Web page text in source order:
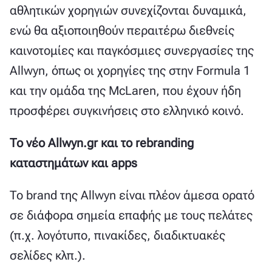
αθλητικών χορηγιών συνεχίζονται δυναμικά,
ενώ θα αξιοποιηθούν περαιτέρω διεθνείς
καινοτομίες και παγκόσμιες συνεργασίες της
Allwyn, όπως οι χορηγίες της στην Formula 1
και την ομάδα της McLaren, που έχουν ήδη
προσφέρει συγκινήσεις στο ελληνικό κοινό.
Το νέο Allwyn.gr και το rebranding
καταστημάτων και apps
Το brand της Allwyn είναι πλέον άμεσα ορατό
σε διάφορα σημεία επαφής με τους πελάτες
(π.χ. λογότυπο, πινακίδες, διαδικτυακές
σελίδες κλπ.).